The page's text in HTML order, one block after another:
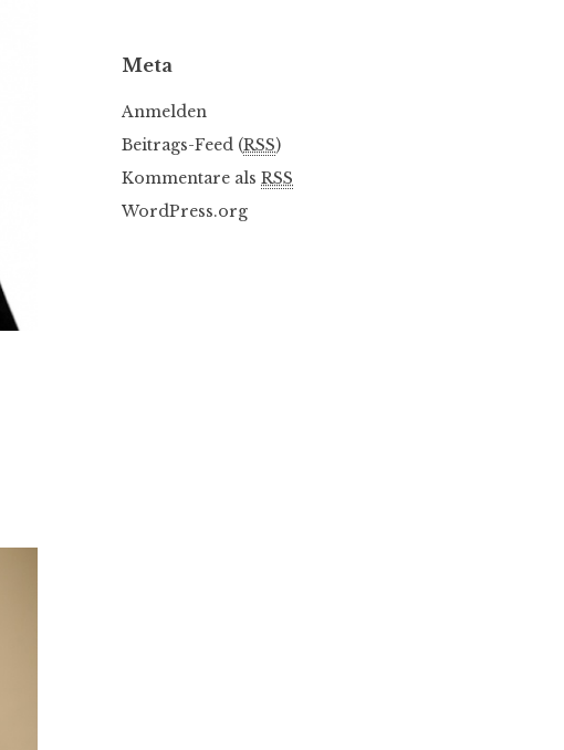
Meta
Anmelden
Beitrags-Feed (RSS)
Kommentare als RSS
WordPress.org